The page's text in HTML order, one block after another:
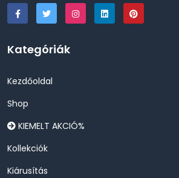
Kategóriák
Kezdőoldal
Shop
KIEMELT AKCIÓ%
Kollekciók
Kiárusítás